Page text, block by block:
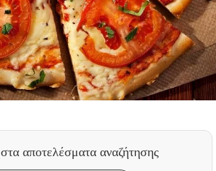
στα αποτελέσματα αναζήτησης